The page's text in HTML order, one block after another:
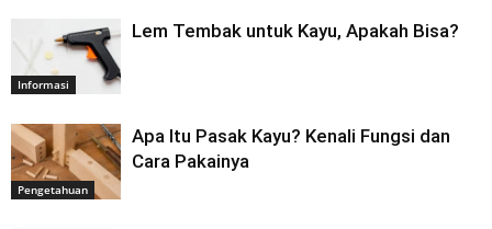
Informasi
Lem Tembak untuk Kayu, Apakah Bisa?
Pengetahuan
Apa Itu Pasak Kayu? Kenali Fungsi dan
Cara Pakainya